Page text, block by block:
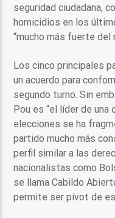
seguridad ciudadana,
homicidios en los
“mucho más fuerte del
Los cinco principales
un acuerdo para
segundo turno. Sin
Pou es “el líder de
elecciones se ha
partido mucho más
perfil similar a las
nacionalistas como
se llama Cabildo
permite ser pívot de